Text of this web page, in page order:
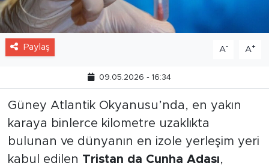
Paylaş A- A+
09.05.2026 - 16:34
Güney Atlantik Okyanusu’nda, en yakın
karaya binlerce kilometre uzaklıkta
bulunan ve dünyanın en izole yerleşim yeri
kabul edilen Tristan da Cunha Adası,